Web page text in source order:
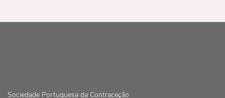
Sociedade Portuguesa da Contraceção